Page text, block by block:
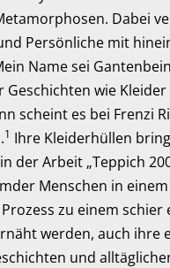
Dabei
Persönliche mit
Name sei
Geschichten wie Kleider
scheint es bei Frenzi
1 Ihre Kleiderhüllen
der Arbeit „Teppich
Menschen in einem
zu einem schier
werden, auch ihre
und